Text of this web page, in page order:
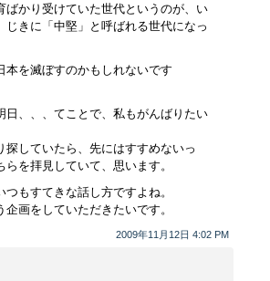
2009年11月12日 4:02 PM
ばかり受けていた世代というのが、い
じきに「中堅」と呼ばれる世代になっ
本を滅ぼすのかもしれないです
日、、、てことで、私もがんばりたい
探していたら、先にはすすめないっ
らを拝見していて、思います。
つもすてきな話し方ですよね。
企画をしていただきたいです。